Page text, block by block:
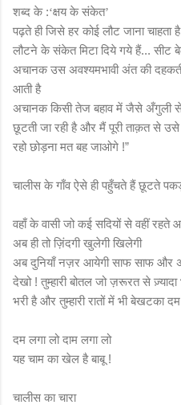
शब्द के :‘क्षय के संकेत’
पढ़ते ही जिसे हर कोई लौट जाना चाहता
लौटने के संकेत मिटा दिये गये हैं... सीट
अचानक उस अवश्यमभावी अंत की
आती है
अचानक किसी तेज बहाव में जैसे अँगुली
छूटती जा रही है और मैं पूरी ताक़त से
रहो छोड़ना मत बह जाओगे !”
चालीस के गाँव ऐसे ही पहुँचते हैं छूटते
वहाँ के वासी जो कई सदियों से वहीं रहते
अब ही तो ज़िंदगी खुलेगी खिलेगी
अब दुनियाँ नज़र आयेगी साफ साफ और
देखो ! तुम्हारी बोतल जो ज़रूरत से
भरी है और तुम्हारी रातों में भी बेखटका
दम लगा लो दाम लगा लो
यह चाम का खेल है बाबू !
चालीस का चारा